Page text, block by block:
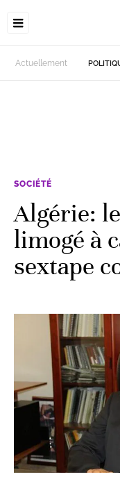
Actuellement
SOCIÉTÉ
Algérie:
limogé à
sextape